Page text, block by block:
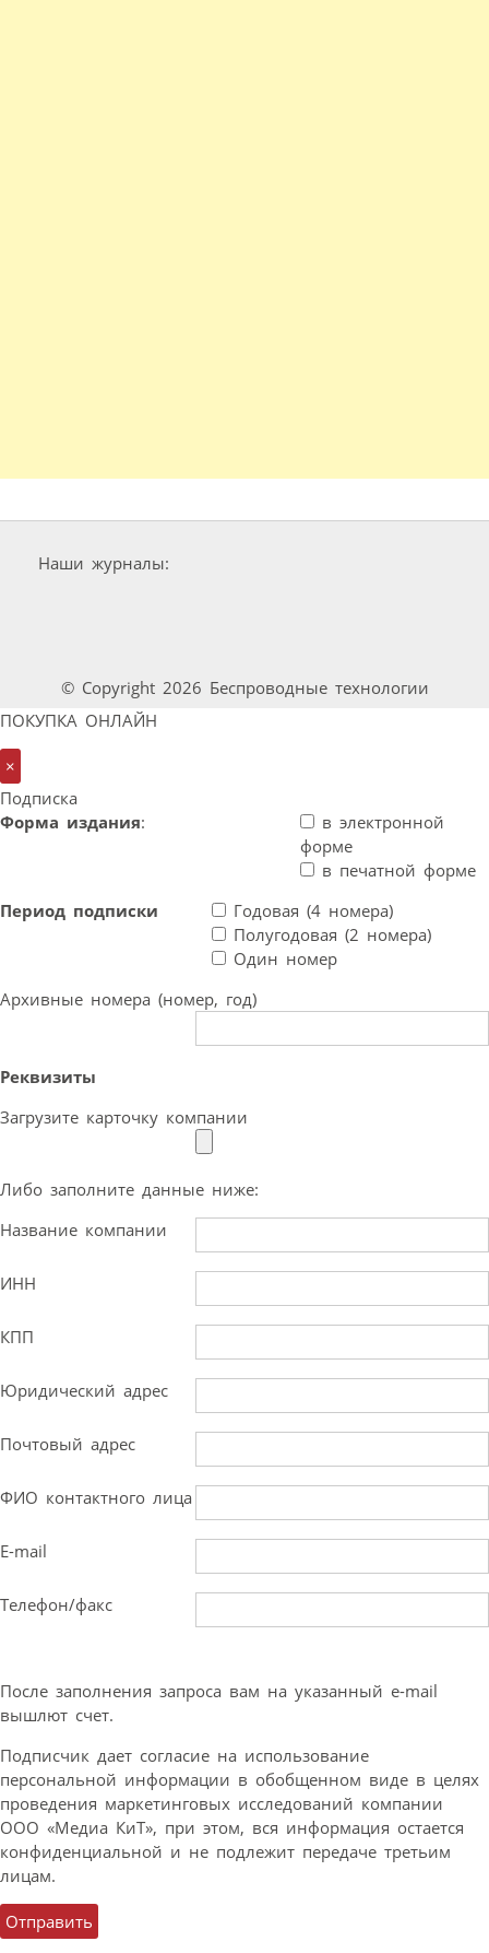
Наши журналы:
© Copyright 2026 Беспроводные технологии
ПОКУПКА ОНЛАЙН
×
Подписка
Форма издания:
в электронной
форме
в печатной форме
Период подписки
Годовая (4 номера)
Полугодовая (2 номера)
Один номер
Архивные номера (номер, год)
Реквизиты
Загрузите карточку компании
Либо заполните данные ниже:
Название компании
ИНН
КПП
Юридический адрес
Почтовый адрес
ФИО контактного лица
E-mail
Телефон/факс
После заполнения запроса вам на указанный e-mail
вышлют счет.
Подписчик дает согласие на использование
персональной информации в обобщенном виде в целях
проведения маркетинговых исследований компании
ООО «Медиа КиТ», при этом, вся информация остается
конфиденциальной и не подлежит передаче третьим
лицам.